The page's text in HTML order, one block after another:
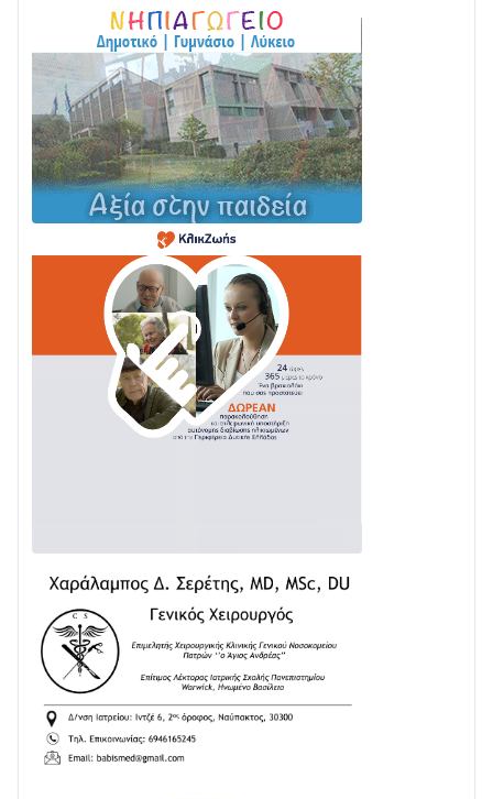
Σε τροχιά υλοποίησης η Παράκαμψη του Κέντρου
της Ναυπάκτου
04/08 • 12:08
Σε φουλ ρυθμούς το τμήμα Βόνιτσα – Άγιος Νικόλαος
| Αυτοψία Καββαδά
03/08 • 11:11
Με Αρχιερατική Λαμπρότητα η Πανήγυρη της
Μεταμορφώσεως του Σωτήρος στο Γολέμι
03/08 • 07:45
Ενισχύεται η Πολιτική Προστασία στο Δήμο Αγρινίου
με δύο νέα υδροφόρα οχήματα
02/08 • 18:26
Διαβάστε την «Ναυπακτία» που κυκλοφορεί
31/07 • 08:16
24/07 • 11:31
ΕΚΤΑΚΤΟ – ΝΑΥΠΑΚΤΙΑ: ΣΥΝΑΓΕΡΜΟΣ ΣΤΗΝ
ΠΥΡΟΣΒΕΣΤΙΚΗ ΓΙΑ ΦΩΤΙΑ ΣΤΟΝ ΑΓΙΟ ΗΛΙΑ ΠΡΙΝ ΤΗ
ΓΡΑΝΙΤΣΑ
24/07 • 11:03